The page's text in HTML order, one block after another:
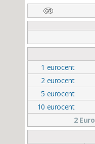
1 eurocent
2 eurocent
5 eurocent
10 eurocent
2 Euro